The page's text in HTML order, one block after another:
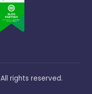
All rights reserved.